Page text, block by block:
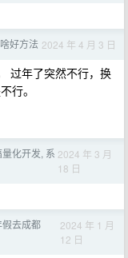
好方法 2024 年 4 月 3 日
过年了突然不行，换
行。
化开发, 系 2024 年 3 月
18 日
去成都
2024 年 1 月
12 日